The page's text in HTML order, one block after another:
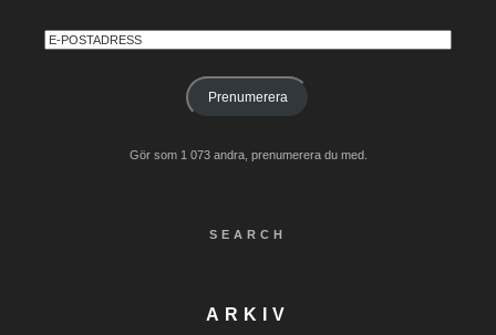
E-
Prenumerera
Gör som 1 073 andra, prenumerera du med.
SEARCH
ARKIV